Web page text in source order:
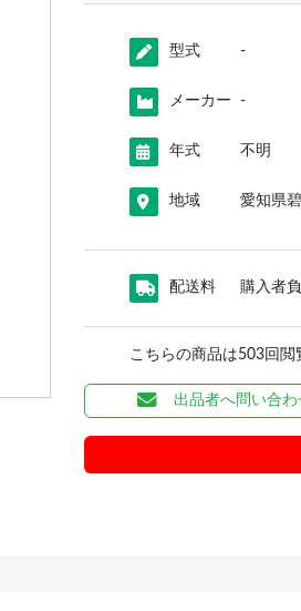
型式 -
メーカー -
年式 不明
地域 愛知県
配送料 購入者
こちらの商品は503回
出品者へ問い合